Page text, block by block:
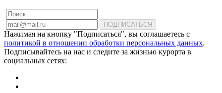
ПОДПИСАТЬСЯ
Нажимая на кнопку "Подписаться", вы соглашаетесь с
политикой в отношении обработки персональных данных.
Подписывайтесь на нас и следите за жизнью курорта в
социальных сетях: